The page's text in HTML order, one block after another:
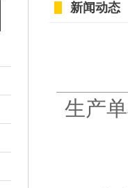
新闻动态
生产